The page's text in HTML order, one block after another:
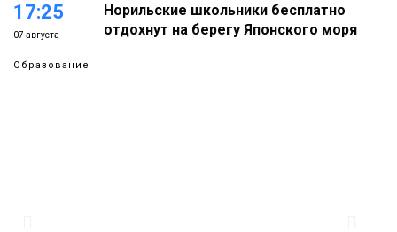
17:25
07 августа
Образование
Норильские школьники бесплатно
отдохнут на берегу Японского моря